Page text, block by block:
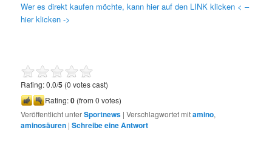
Wer es direkt kaufen möchte, kann hier auf den LINK klicken < –
hier klicken ->
Rating: 0.0/5 (0 votes cast)
Rating:0 (from 0 votes)
Veröffentlicht unterSportnews |Verschlagwortet mitamino,
aminosäuren |Schreibe eine Antwort